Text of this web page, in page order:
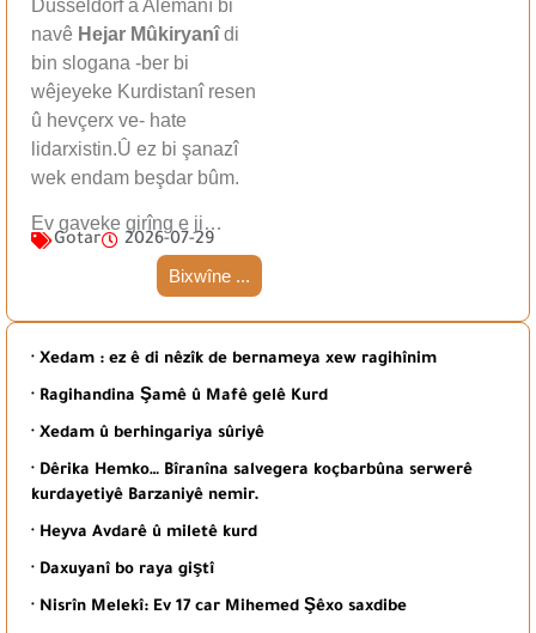
Dûsseldorf a Alemanî bi
navê Hejar Mûkiryanîdi
bin slogana -ber bi
wêjeyeke Kurdistanî resen
û hevçerx ve- hate
lidarxistin.Û ez bi şanazî
wek endam beşdar bûm.
Ev gaveke girîng e ji…
Gotar 2026-07-29
Bixwîne ...
· Xedam : ez ê di nêzîk de bernameya xew ragihînim
· Ragihandina Şamê û Mafê gelê Kurd
· Xedam û berhingariya sûriyê
· Dêrika Hemko… Bîranîna salvegera koçbarbûna serwerê
kurdayetiyê Barzaniyê nemir.
· Heyva Avdarê û miletê kurd
· Daxuyanî bo raya giştî
· Nisrîn Melekî: Ev 17 car Mihemed Şêxo saxdibe